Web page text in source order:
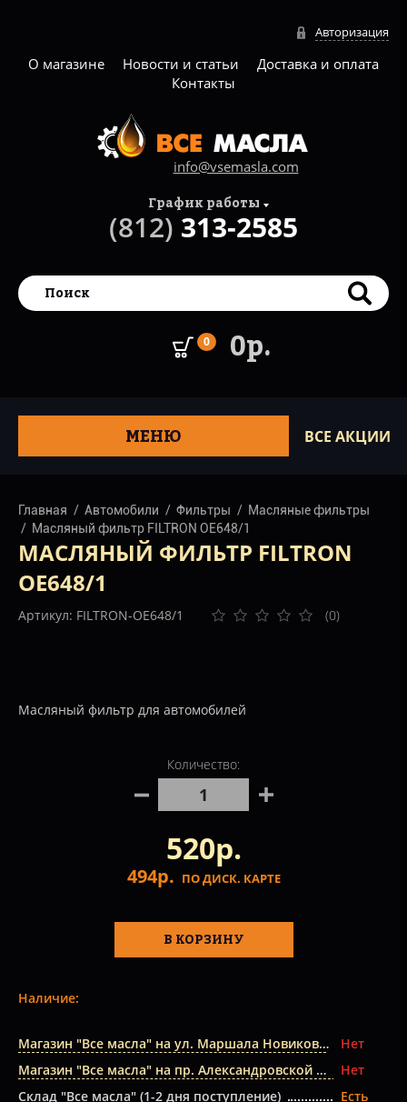
Авторизация
О магазине Новости и статьи
Доставка и оплата
Контакты
info@vsemasla.com
0 0р.
График работы
(812) 313-2585
МЕНЮ ВСЕ АКЦИИ
Главная Автомобили Фильтры
Масляные фильтры
Масляный фильтр FILTRON OE648/1
МАСЛЯНЫЙ ФИЛЬТР FILTRON
OE648/1
Артикул: FILTRON-OE648/1 (0)
Масляный фильтр для автомобилей
Количество:
520р.
494р. ПО ДИСК. КАРТЕ
В КОРЗИНУ
Наличие:
Магазин "Все масла" на ул. Маршала Новикова
Нет
Магазин "Все масла" на пр. Александровской Фермы
Нет
Склад "Все масла" (1-2 дня поступление)
Есть